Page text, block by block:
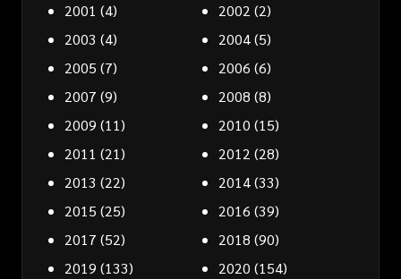
2001 (4) 2002 (2)
2003 (4) 2004(5)
2005 (7) 2006 (6)
2007 (9) 2008 (8)
2009 (11) 2010 (15)
2011 (21) 2012 (28)
2013 (22) 2014(33)
2015 (25) 2016 (39)
2017 (52) 2018 (90)
2019 (133) 2020 (154)